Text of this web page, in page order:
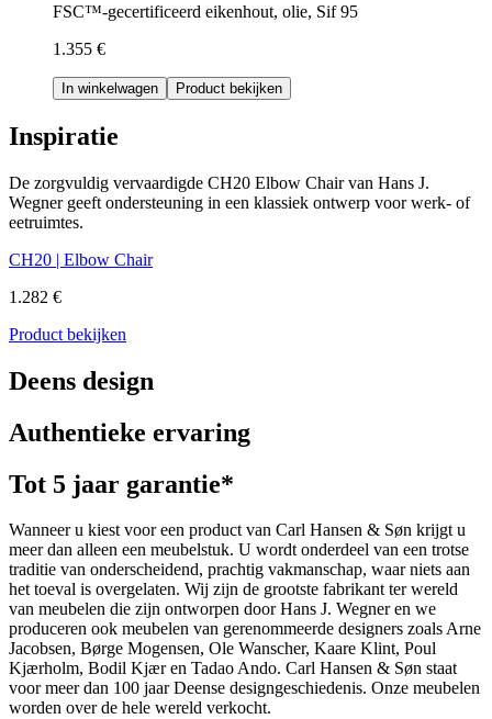
FSC™-gecertificeerd eikenhout, olie, Sif 95
1.355 €
In winkelwagen Product bekijken
Inspiratie
De zorgvuldig vervaardigde CH20 Elbow Chair van Hans J.
Wegner geeft ondersteuning in een klassiek ontwerp voor werk- of
eetruimtes.
CH20 | Elbow Chair
1.282 €
Product bekijken
Deens design
Authentieke ervaring
Tot 5 jaar garantie*
Wanneer u kiest voor een product van Carl Hansen & Søn krijgt u
meer dan alleen een meubelstuk. U wordt onderdeel van een trotse
traditie van onderscheidend, prachtig vakmanschap, waar niets aan
het toeval is overgelaten. Wij zijn de grootste fabrikant ter wereld
van meubelen die zijn ontworpen door Hans J. Wegner en we
produceren ook meubelen van gerenommeerde designers zoals Arne
Jacobsen, Børge Mogensen, Ole Wanscher, Kaare Klint, Poul
Kjærholm, Bodil Kjær en Tadao Ando. Carl Hansen & Søn staat
voor meer dan 100 jaar Deense designgeschiedenis. Onze meubelen
worden over de hele wereld verkocht.